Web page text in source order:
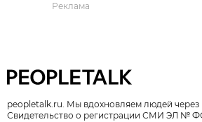
Реклама
peopletalk.ru. Мы вдохновляем людей через
Свидетельство о регистрации СМИ ЭЛ №